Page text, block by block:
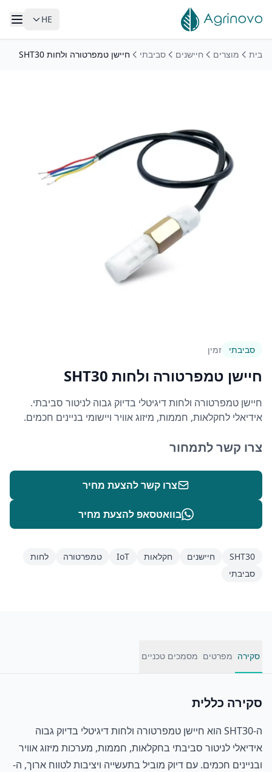
HE
בית מוצרים חיישנים סביבתי חיישן טמפרטורה ולחות SHT30
סביבתי זמין
חיישן טמפרטורה ולחות SHT30
חיישן טמפרטורה ולחות דיגיטלי בדיוק גבוה לניטור סביבתי.
אידיאלי לחקלאות, חממות, מיזוג אוויר ויישומי בניינים חכמים.
צרו קשר לתמחור
צרו קשר להצעת מחיר
בוואטסאפ להצעת מחיר
SHT30 חיישנים חקלאות IoT טמפרטורה
לחות
סביבתי
סקירה מפרטים מסמכים טכניים
סקירה כללית
ה-SHT30 הוא חיישן טמפרטורה ולחות דיגיטלי בדיוק גבוה
אידיאלי לניטור סביבתי בחקלאות, חממות, מערכות מיזוג אוויר
ובניינים חכמים. עם דיוק מוביל בתעשייה ויציבות לטווח ארוך, ה-